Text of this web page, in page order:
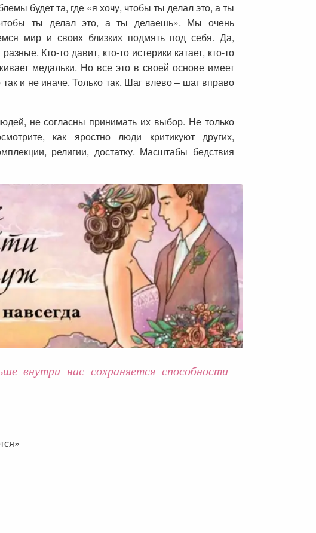
будет та, где «я хочу, чтобы ты делал это, а ты
ты делал это, а ты делаешь». Мы очень
мир и своих близких подмять под себя. Да,
Кто-то давит, кто-то истерики катает, кто-то
медальки. Но все это в своей основе имеет
и не иначе. Только так. Шаг влево – шаг вправо
не согласны принимать их выбор. Не только
как яростно люди критикуют других,
религии, достатку. Масштабы бедствия
внутри нас сохраняется способности